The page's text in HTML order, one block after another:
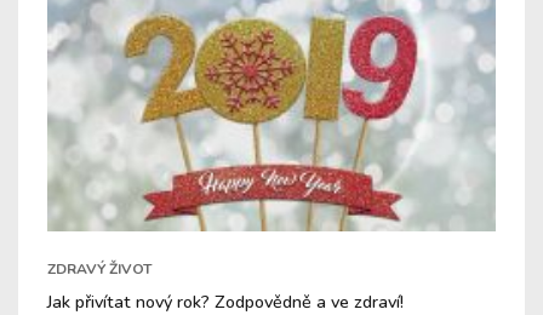
ZDRAVÝ ŽIVOT
Jak přivítat nový rok? Zodpovědně a ve zdraví!